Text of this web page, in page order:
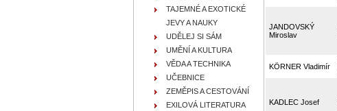
JANDOVSKÝ
Miroslav
KÖRNER Vladimír
KADLEC Josef
TAJEMNÉ A EXOTICKÉ
JEVY A NAUKY
UDĚLEJ SI SÁM
UMĚNÍ A KULTURA
VĚDA A TECHNIKA
UČEBNICE
ZEMĚPIS A CESTOVÁNÍ
EXILOVÁ LITERATURA